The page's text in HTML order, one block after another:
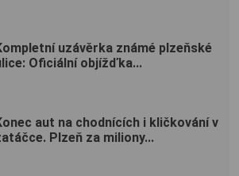
uzávěrka známé plzeňské
Oficiální objížďka...
aut na chodnících i kličkování v
Plzeň za miliony...